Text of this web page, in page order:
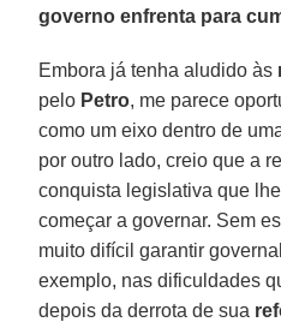
governo enfrenta para
Embora já tenha aludido às
pelo Petro, me parece
como um eixo dentro de
por outro lado, creio que a
conquista legislativa que
começar a governar. Sem
muito difícil garantir
exemplo, nas dificuldades
depois da derrota de sua